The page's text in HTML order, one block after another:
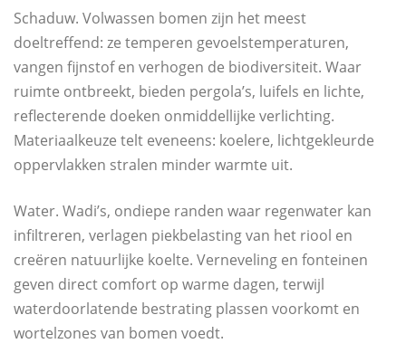
Schaduw. Volwassen bomen zijn het meest
doeltreffend: ze temperen gevoelstemperaturen,
vangen fijnstof en verhogen de biodiversiteit. Waar
ruimte ontbreekt, bieden pergola’s, luifels en lichte,
reflecterende doeken onmiddellijke verlichting.
Materiaalkeuze telt eveneens: koelere, lichtgekleurde
oppervlakken stralen minder warmte uit.
Water. Wadi’s, ondiepe randen waar regenwater kan
infiltreren, verlagen piekbelasting van het riool en
creëren natuurlijke koelte. Verneveling en fonteinen
geven direct comfort op warme dagen, terwijl
waterdoorlatende bestrating plassen voorkomt en
wortelzones van bomen voedt.